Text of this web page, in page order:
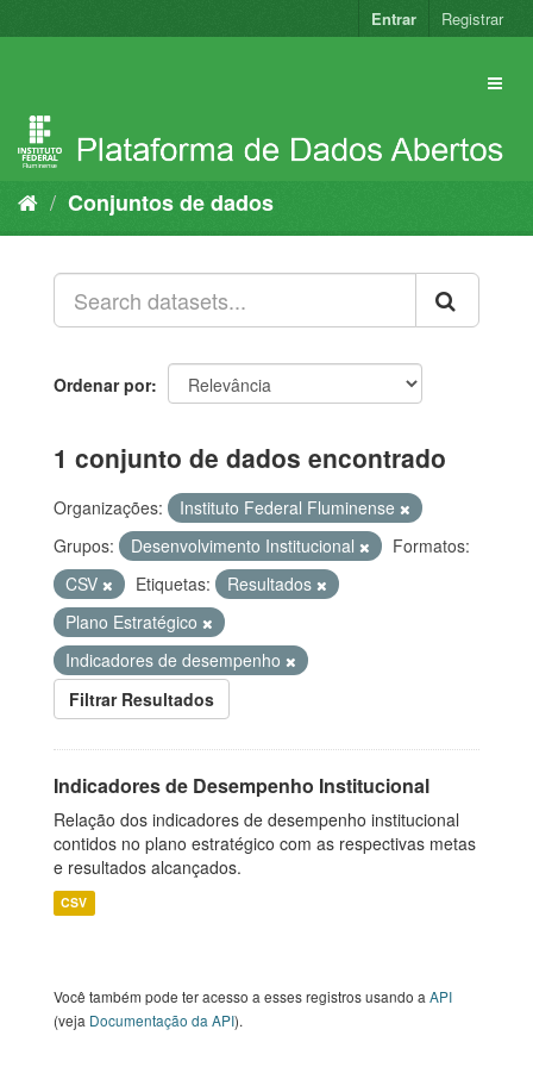
para
Entrar Registrar
Conjuntos de dados
Ordenar por
1 conjunto de dados encontrado
Organizações:
Instituto Federal Fluminense
Grupos:
Desenvolvimento Institucional
Formatos:
CSV
Etiquetas:
Resultados
Plano Estratégico
Indicadores de desempenho
Filtrar Resultados
Indicadores de Desempenho Institucional
Relação dos indicadores de desempenho institucional
contidos no plano estratégico com as respectivas metas
e resultados alcançados.
CSV
Você também pode ter acesso a esses registros usando aAPI
(veja Documentação da API).